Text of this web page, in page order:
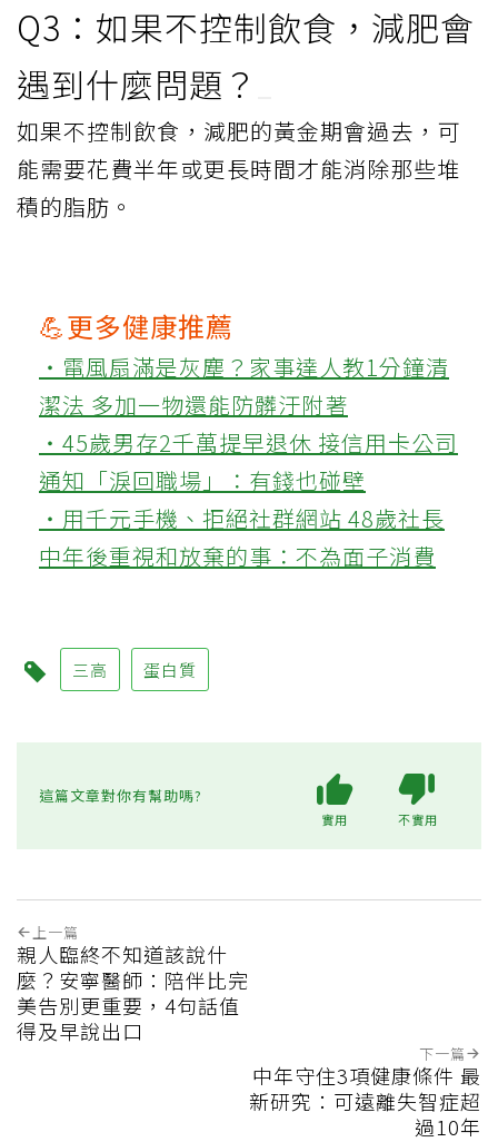
Q3：如果不控制飲食，減肥會
遇到什麼問題？
如果不控制飲食，減肥的黃金期會過去，可
能需要花費半年或更長時間才能消除那些堆
積的脂肪。
💪更多健康推薦
‧電風扇滿是灰塵？家事達人教1分鐘清
潔法 多加一物還能防髒汙附著
‧45歲男存2千萬提早退休 接信用卡公司
通知「淚回職場」：有錢也碰壁
‧用千元手機、拒絕社群網站 48歲社長
中年後重視和放棄的事：不為面子消費
三高 蛋白質
這篇文章對你有幫助嗎?
實用 不實用
上一篇
親人臨終不知道該說什
麼？安寧醫師：陪伴比完
美告別更重要，4句話值
得及早說出口
下一篇
中年守住3項健康條件 最
新研究：可遠離失智症超
過10年